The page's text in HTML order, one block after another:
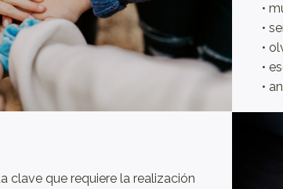
•
•
•
•
•
clave que requiere la realización